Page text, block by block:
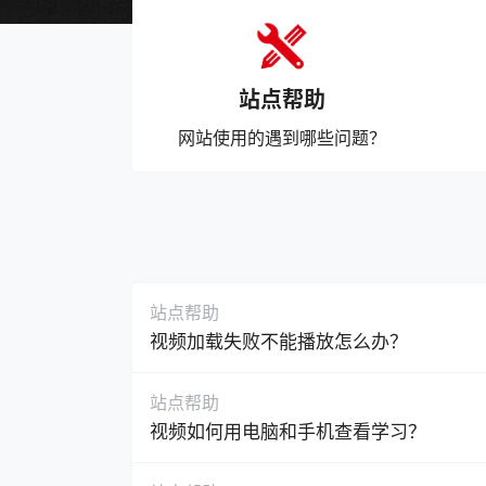
站点帮助
网站使用的遇到哪些问题？
站点帮助
视频加载失败不能播放怎么办？
站点帮助
视频如何用电脑和手机查看学习？